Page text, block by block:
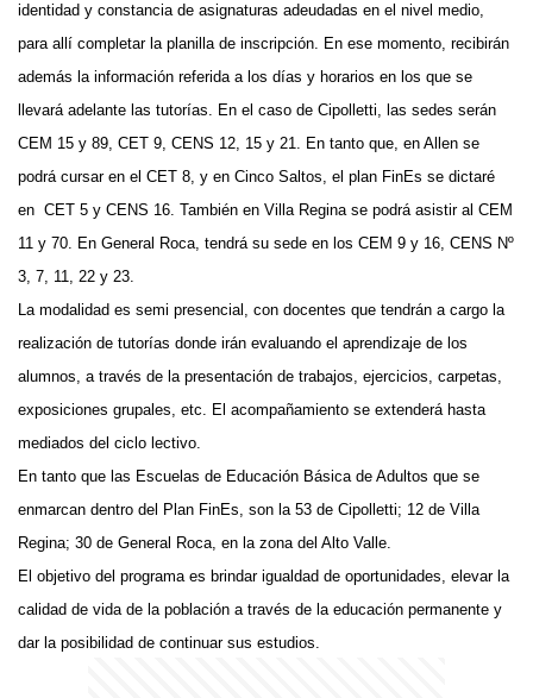
identidad y constancia de asignaturas adeudadas en el nivel medio,
para allí completar la planilla de inscripción. En ese momento, recibirán
además la información referida a los días y horarios en los que se
llevará adelante las tutorías. En el caso de Cipolletti, las sedes serán
CEM 15 y 89, CET 9, CENS 12, 15 y 21. En tanto que, en Allen se
podrá cursar en el CET 8, y en Cinco Saltos, el plan FinEs se dictaré
en CET 5 y CENS 16. También en Villa Regina se podrá asistir al CEM
11 y 70. En General Roca, tendrá su sede en los CEM 9 y 16, CENS Nº
3, 7, 11, 22 y 23.
La modalidad es semi presencial, con docentes que tendrán a cargo la
realización de tutorías donde irán evaluando el aprendizaje de los
alumnos, a través de la presentación de trabajos, ejercicios, carpetas,
exposiciones grupales, etc. El acompañamiento se extenderá hasta
mediados del ciclo lectivo.
En tanto que las Escuelas de Educación Básica de Adultos que se
enmarcan dentro del Plan FinEs, son la 53 de Cipolletti; 12 de Villa
Regina; 30 de General Roca, en la zona del Alto Valle.
El objetivo del programa es brindar igualdad de oportunidades, elevar la
calidad de vida de la población a través de la educación permanente y
dar la posibilidad de continuar sus estudios.